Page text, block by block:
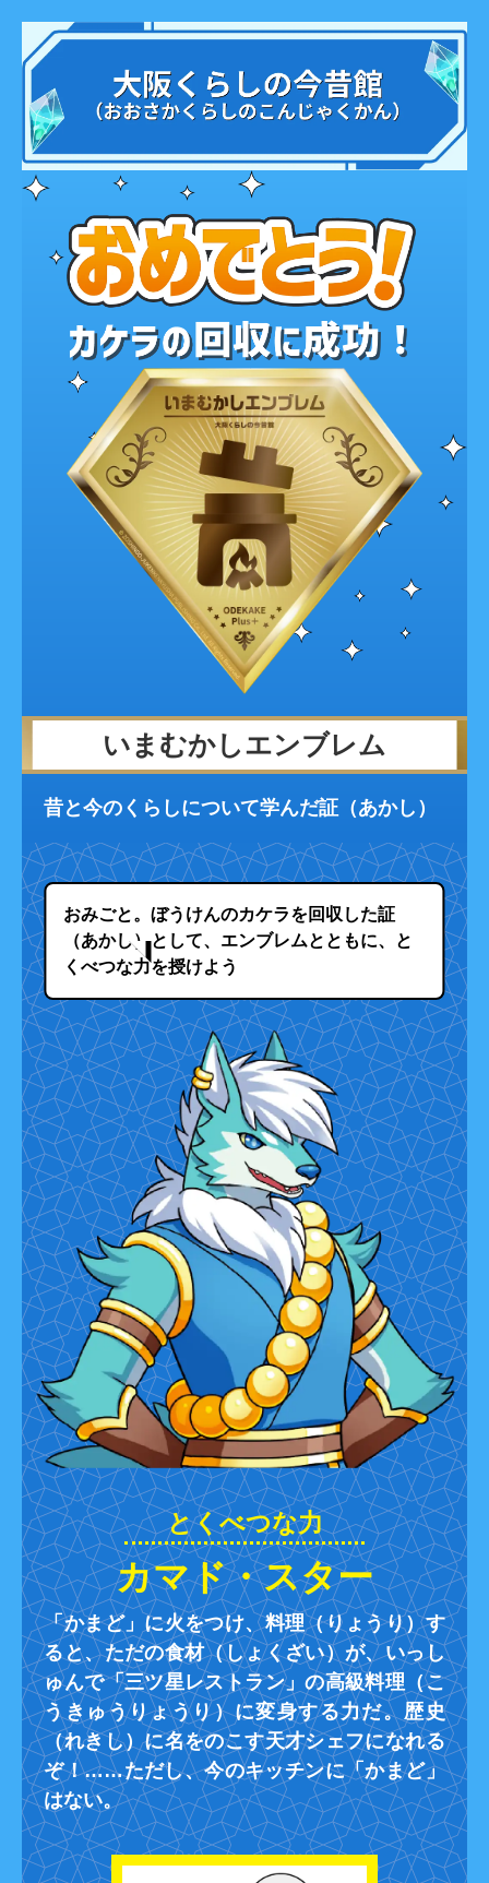
いまむかしエンブレム
昔と今のくらしについて学んだ証（あかし）
おみごと。ぼうけんのカケラを回収した証
（あかし）として、エンブレムとともに、と
くべつな力を授けよう
カマド・スター
「かまど」に火をつけ、料理（りょうり）す
ると、ただの食材（しょくざい）が、いっし
ゅんで「三ツ星レストラン」の高級料理（こ
うきゅうりょうり）に変身する力だ。歴史
（れきし）に名をのこす天才シェフになれる
ぞ！……ただし、今のキッチンに「かまど」
はない。